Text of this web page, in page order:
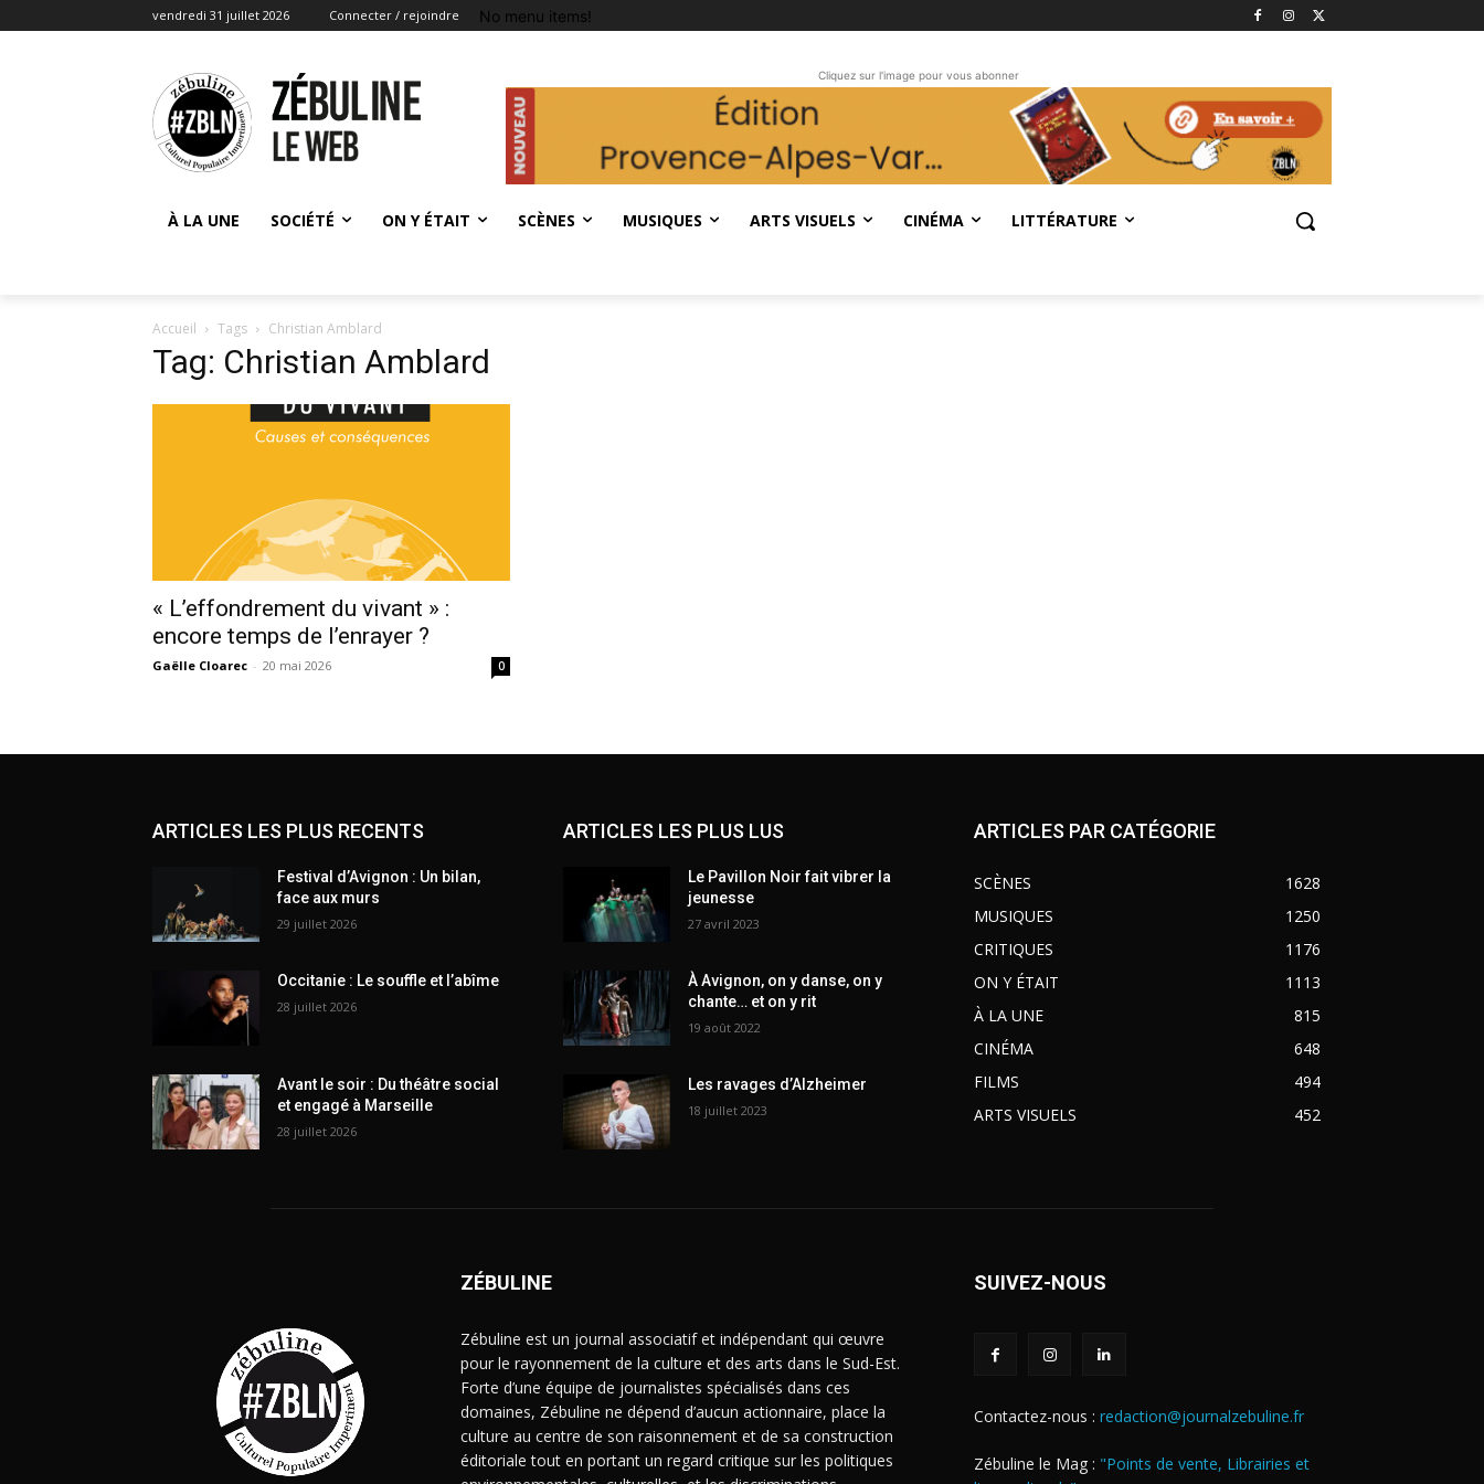
vendredi 31 juillet 2026 Connecter / rejoindre No menu items!
Cliquez sur l'image pour vous abonner
À LA UNE SOCIÉTÉ ON Y ÉTAIT SCÈNES MUSIQUES ARTS VISUELS CINÉMA LITTÉRATURE
Accueil Tags Christian Amblard
Tag: Christian Amblard
« L’effondrement du vivant » :
encore temps de l’enrayer ?
Gaëlle Cloarec - 20 mai 2026 0
ARTICLES LES PLUS RECENTS
Festival d’Avignon : Un bilan,
face aux murs
29 juillet 2026
Occitanie : Le souffle et l’abîme
28 juillet 2026
Avant le soir : Du théâtre social
et engagé à Marseille
28 juillet 2026
ARTICLES LES PLUS LUS
Le Pavillon Noir fait vibrer la
jeunesse
27 avril 2023
À Avignon, on y danse, on y
chante… et on y rit
19 août 2022
Les ravages d’Alzheimer
18 juillet 2023
ARTICLES PAR CATÉGORIE
SCÈNES
1628
MUSIQUES
1250
CRITIQUES
1176
ON Y ÉTAIT
1113
À LA UNE
815
CINÉMA
648
FILMS
494
ARTS VISUELS
452
ZÉBULINE
Zébuline est un journal associatif et indépendant qui œuvre
pour le rayonnement de la culture et des arts dans le Sud-Est.
Forte d’une équipe de journalistes spécialisés dans ces
domaines, Zébuline ne dépend d’aucun actionnaire, place la
culture au centre de son raisonnement et de sa construction
éditoriale tout en portant un regard critique sur les politiques
SUIVEZ-NOUS
Contactez-nous : redaction@journalzebuline.fr
Zébuline le Mag : "Points de vente, Librairies et